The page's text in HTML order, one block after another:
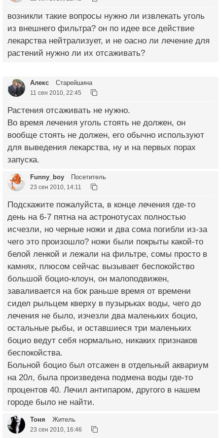
возникли такие вопросы нужно ли извлекать уголь
из внешнего фильтра? он по идее все действие
лекарства нейтрализует, и не оасно ли лечение для
растений нужно ли их отсаживать?
Алекс Старейшина
11 сен 2010, 22:45
Растения отсаживать не нужно.
Во время лечения уголь стоять не должен, он
вообще стоять не должен, его обычно используют
для выведения лекарства, ну и на первых порах
запуска.
Funny_boy Посетитель
23 сен 2010, 14:11
Подскажите пожалуйста, в конце лечения где-то
день на 6-7 пятна на астронотусах полностью
исчезли, но черные ножи и два сома погибли из-за
чего это произошло? ножи были покрыты какой-то
белой ленкой и лежали на фильтре, сомы просто в
камнях, плюсом сейчас вызывает беспокойство
большой боцио-клоун, он малоподвижен,
заваливается на бок раньше время от времени
сидел рыльцем кверху в пузырьках воды, чего до
лечения не было, изчезли два маленьких боцио,
остальные рыбы, и оставшиеся три маленьких
боцио ведут себя нормально, никаких признаков
беспокойства.
Больной боцио был отсажен в отдельный аквариум
на 20л, была произведена подмена воды где-то
процентов 40. Лечил антипаром, другого в нашем
городе было не найти.
Тоня Житель
23 сен 2010, 16:46